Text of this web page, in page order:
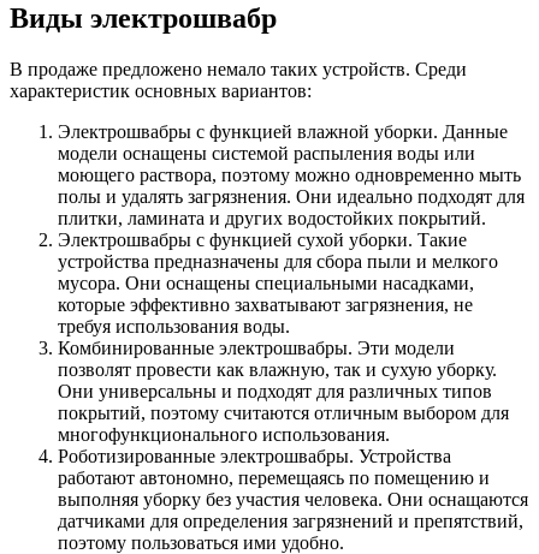
Виды электрошвабр
В продаже предложено немало таких устройств. Среди
характеристик основных вариантов:
Электрошвабры с функцией влажной уборки. Данные
модели оснащены системой распыления воды или
моющего раствора, поэтому можно одновременно мыть
полы и удалять загрязнения. Они идеально подходят для
плитки, ламината и других водостойких покрытий.
Электрошвабры с функцией сухой уборки. Такие
устройства предназначены для сбора пыли и мелкого
мусора. Они оснащены специальными насадками,
которые эффективно захватывают загрязнения, не
требуя использования воды.
Комбинированные электрошвабры. Эти модели
позволят провести как влажную, так и сухую уборку.
Они универсальны и подходят для различных типов
покрытий, поэтому считаются отличным выбором для
многофункционального использования.
Роботизированные электрошвабры. Устройства
работают автономно, перемещаясь по помещению и
выполняя уборку без участия человека. Они оснащаются
датчиками для определения загрязнений и препятствий,
поэтому пользоваться ими удобно.